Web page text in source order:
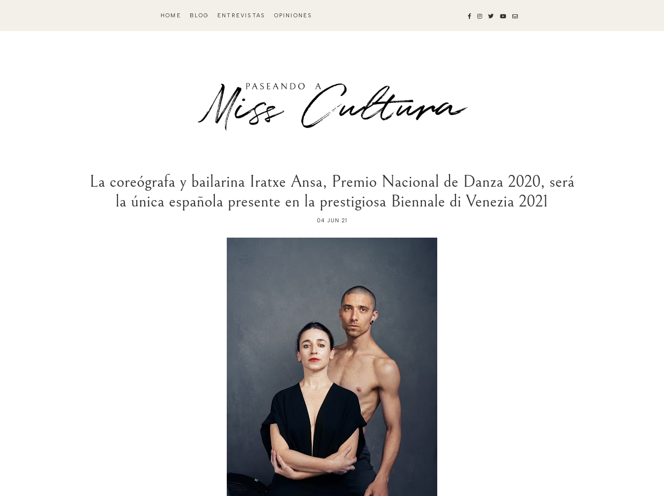
HOME BLOG ENTREVISTAS OPINIONES
La coreógrafa y bailarina Iratxe Ansa, Premio Nacional de Danza 2020, será
la única española presente en la prestigiosa Biennale di Venezia 2021
04 JUN 21